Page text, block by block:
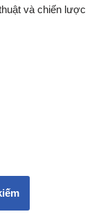
và chiến lược